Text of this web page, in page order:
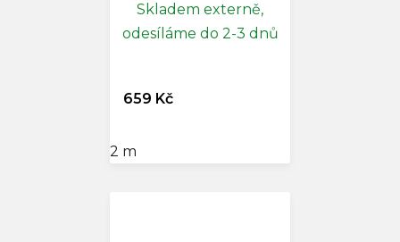
Skladem externě,
odesíláme do 2-3 dnů
659 Kč
2 m